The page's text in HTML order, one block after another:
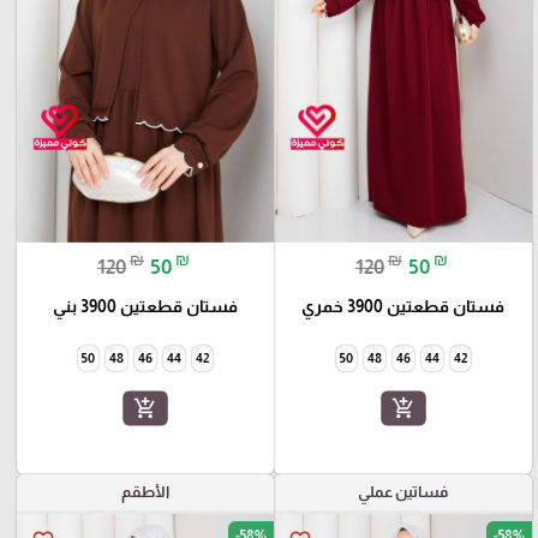
120₪ 50 ₪
فستان قطعتين 3900 خمري
42
44
46
48
50
add_shopping_cart
120₪ 50 ₪
فستان قطعتين 3900 بني
42
44
46
48
50
add_shopping_cart
فساتين عملي الأطقم